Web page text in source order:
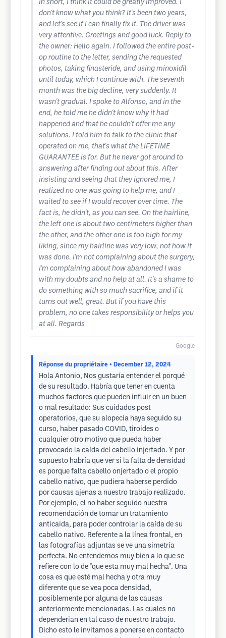
In short, I think it could be greatly improved. I
don't know what you think? It's been two years,
and let's see if I can finally fix it. The driver was
very attentive. Greetings and good luck. Reply to
the owner: Hello again. I followed the entire post-
op routine to the letter, sending the requested
photos, taking finasteride, and using minoxidil
until today, which I continue with. The seventh
month was the big decline, very suddenly. It
wasn't gradual. I spoke to Alfonso, and in the
end, he told me he didn't know why it had
happened and that he couldn't offer me any
solutions. I told him to talk to the clinic that
operated on me, that's what the LIFETIME
GUARANTEE is for. But he never got around to
answering after finding out about this. After
insisting and seeing that they ignored me, I
realized no one was going to help me, and I
waited to see if I would recover over time. The
fact is, he didn't, as you can see. On the hairline,
the left one is about two centimeters higher than
the other, and the other one is too high for my
liking, since my hairline was very low, not how it
was done. I'm not complaining about the surgery,
I'm complaining about how abandoned I was
with my doubts and no help at all. It's a shame to
do something with so much sacrifice, and if it
turns out well, great. But if you have this
problem, no one takes responsibility or helps you
at all. Regards
Google
Réponse du propriétaire • December 12, 2024
Hola Antonio, Nos gustaría entender el porqué
de su resultado. Habría que tener en cuenta
muchos factores que pueden influir en un buen
o mal resultado: Sus cuidados post
operatorios, que su alopecia haya seguido su
curso, haber pasado COVID, tiroides o
cualquier otro motivo que pueda haber
provocado la caída del cabello injertado. Y por
supuesto habría que ver si la falta de densidad
es porque falta cabello onjertado o el propio
cabello nativo, que pudiera haberse perdido
por causas ajenas a nuestro trabajo realizado.
Por ejemplo, el no haber seguido nuestra
recomendación de tomar un tratamiento
anticaida, para poder controlar la caída de su
cabello nativo. Referente a la línea frontal, en
las fotografías adjuntas se ve una simetría
perfecta. No entendemos muy bien a lo que se
refiere con lo de "que esta muy mal hecha". Una
cosa es que esté mal hecha y otra muy
diferente que se vea poca densidad,
posiblemente por alguna de las causas
anteriormente mencionadas. Las cuales no
dependerian en tal caso de nuestro trabajo.
Dicho esto le invitamos a ponerse en contacto